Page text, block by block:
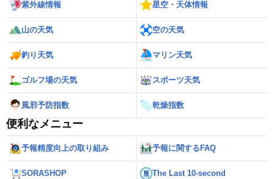
紫外線情報 星空・天体情報
山の天気 空の天気
釣り天気 マリン天気
ゴルフ場の天気 スポーツ天気
風邪予防指数 乾燥指数
便利なメニュー
予報精度向上の取り組み 予報に関するFAQ
SORASHOP The Last 10-second